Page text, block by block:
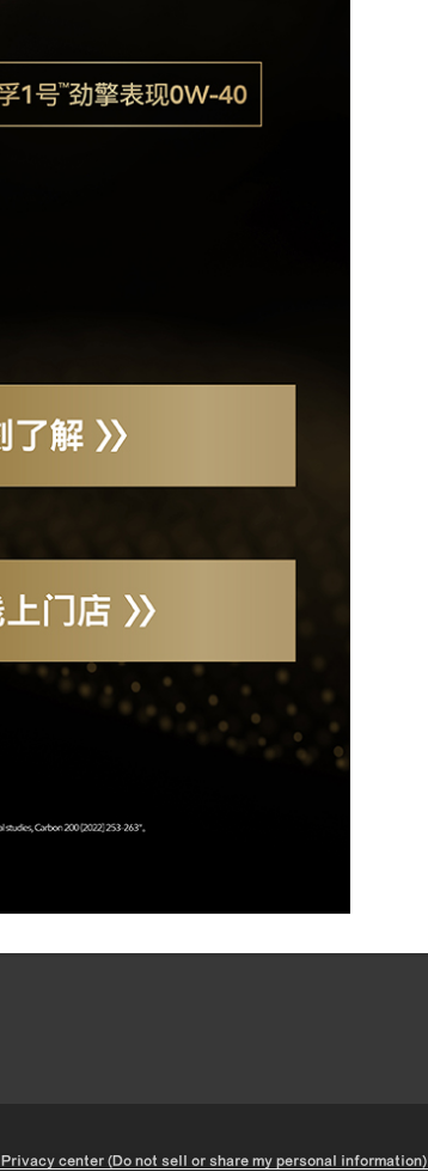
Privacy center (Do not sell or share my personal information)